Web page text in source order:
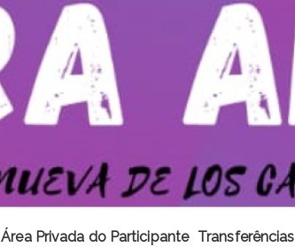
Área Privada do Participante Transferências